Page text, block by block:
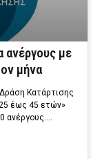
με
μήνα
Κατάρτισης
έως 45 ετών»
ανέργους….